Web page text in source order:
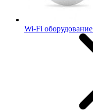
Wi-Fi оборудование